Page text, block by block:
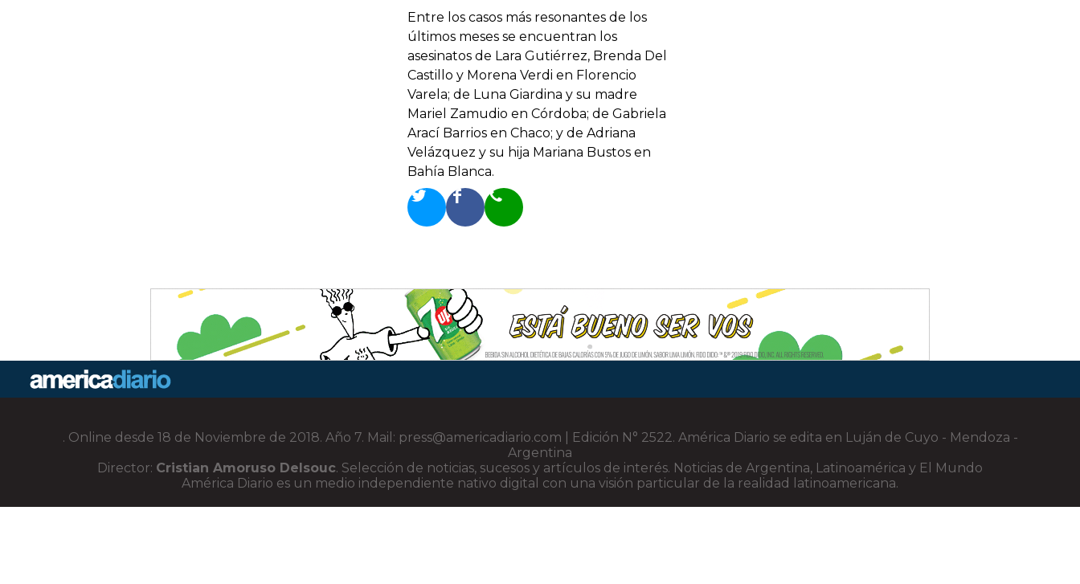
Entre los casos más resonantes de los
últimos meses se encuentran los
asesinatos de Lara Gutiérrez, Brenda Del
Castillo y Morena Verdi en Florencio
Varela; de Luna Giardina y su madre
Mariel Zamudio en Córdoba; de Gabriela
Arací Barrios en Chaco; y de Adriana
Velázquez y su hija Mariana Bustos en
Bahía Blanca.
. Online desde 18 de Noviembre de 2018. Año 7. Mail: press@americadiario.com | Edición N° 2522. América Diario se edita en Luján de Cuyo - Mendoza -
Argentina
Director: Cristian Amoruso Delsouc. Selección de noticias, sucesos y artículos de interés. Noticias de Argentina, Latinoamérica y El Mundo
América Diario es un medio independiente nativo digital con una visión particular de la realidad latinoamericana.